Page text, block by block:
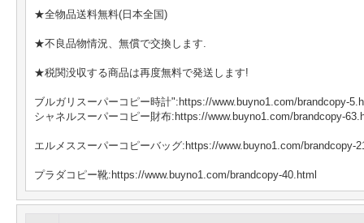
★全物品送料無料(日本全国)
★不良品物情況、無償で交換します.
★税関没収する商品は再度無料で発送します!
ブルガリスーパーコピー時計":https://www.buyno1.com/brandcopy-
シャネルスーパーコピー財布:https://www.buyno1.com/brandcopy-
エルメススーパーコピーバッグ:https://www.buyno1.com/brandcopy-
プラダコピー靴:https://www.buyno1.com/brandcopy-40.html